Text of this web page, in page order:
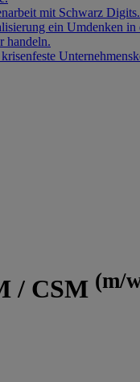
mit Schwarz Digits.
ein Umdenken in
handeln.
/ CSM (m/